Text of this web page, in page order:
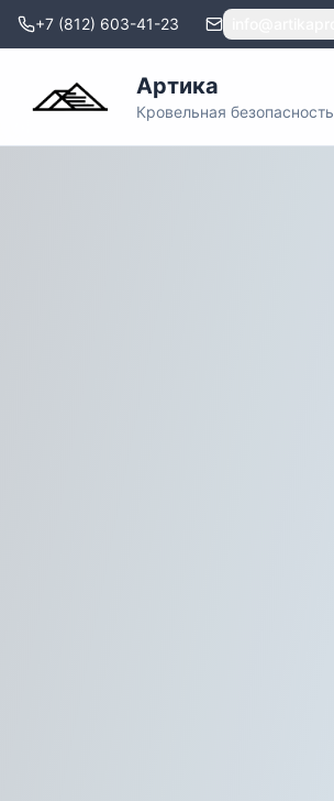
+7 (812) 603-41-23
Артика
Кровельная безопасность